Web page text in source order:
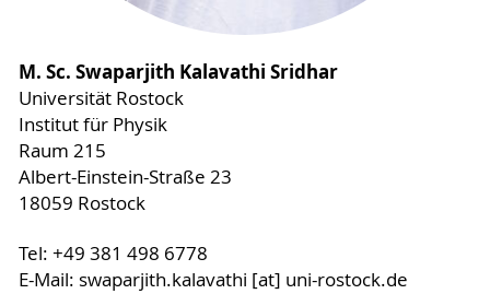
M. Sc. Swaparjith Kalavathi Sridhar
Universität Rostock
Institut für Physik
Raum 215
Albert-Einstein-Straße 23
18059 Rostock
Tel: +49 381 498 6778
E-Mail: swaparjith.kalavathi [at] uni-rostock.de